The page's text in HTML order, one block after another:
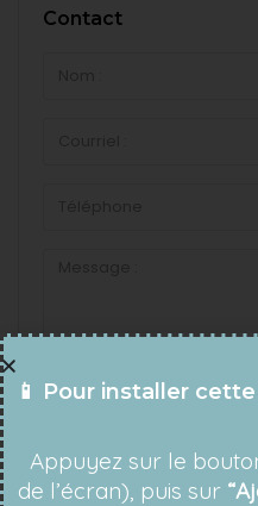
Contact
📱 Pour installer
Appuyez sur le
de l’écran), puis sur